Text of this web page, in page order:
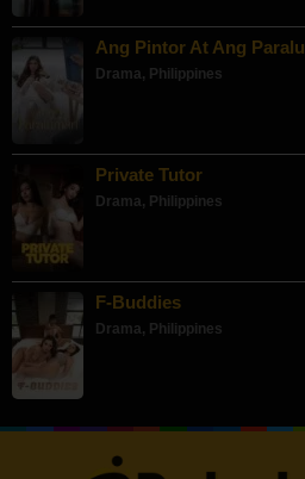
Ang Pintor At Ang
Drama, Philippines
Private Tutor
Drama, Philippines
F-Buddies
Drama, Philippines